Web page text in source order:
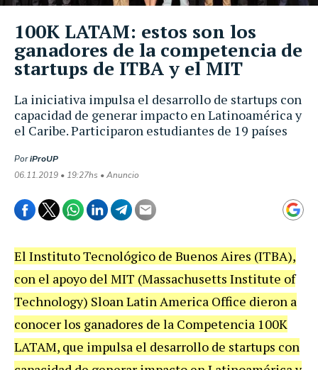
La iniciativa impulsa el desarrollo de startups con
capacidad de generar impacto en Latinoamérica y
el Caribe. Participaron estudiantes de 19 países
PoriProUP
06.11.2019 • 19:27hs • Anuncio
100K LATAM: estos son los
ganadores de la competencia de
startups de ITBA y el MIT
El Instituto Tecnológico de Buenos Aires (ITBA),
con el apoyo del MIT (Massachusetts Institute of
Technology) Sloan Latin America Office dieron a
conocer los ganadores de la Competencia 100K
LATAM, que impulsa el desarrollo de startups con